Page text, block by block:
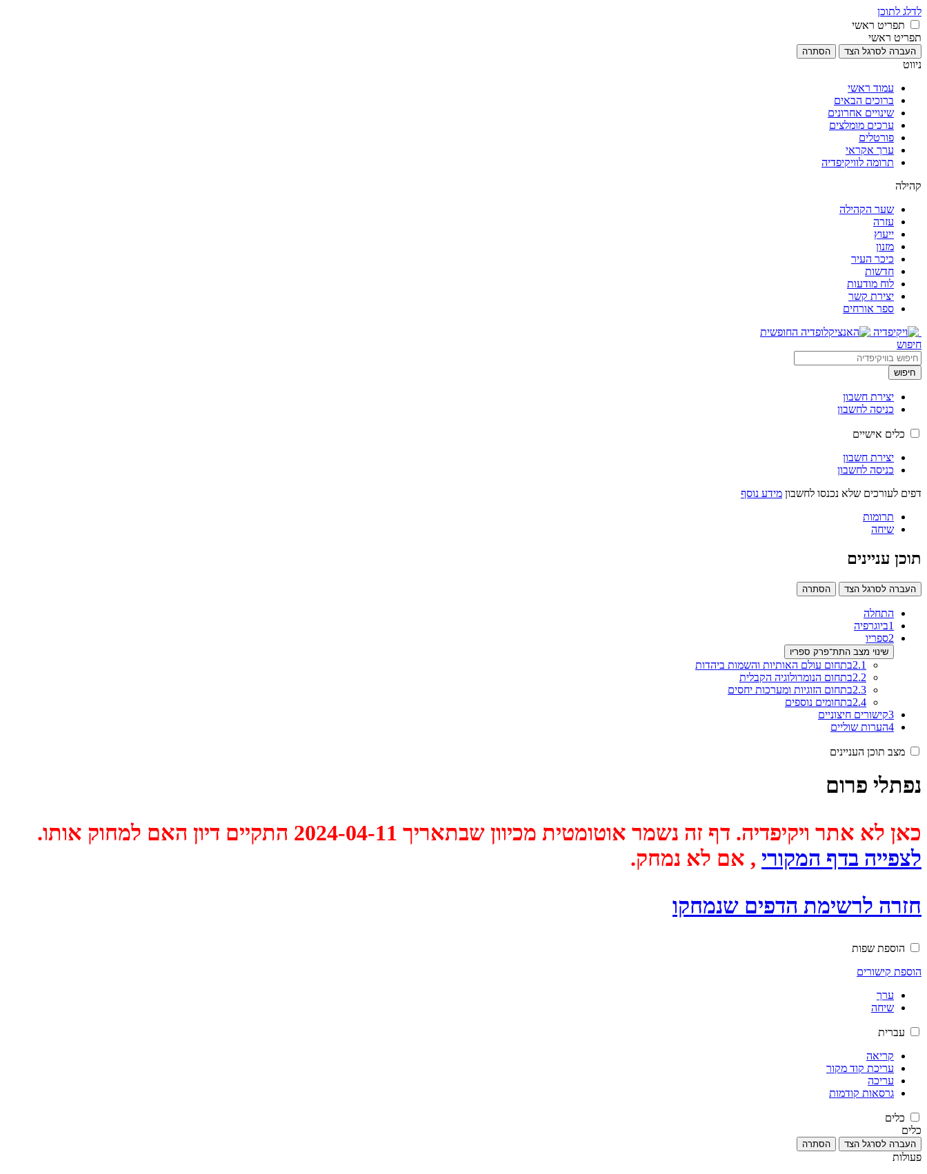
לדלג לתוכן
תפריט ראשי
תפריט ראשי
העברה לסרגל הצד הסתרה
ניווט
עמוד ראשי
ברוכים הבאים
שינויים אחרונים
ערכים מומלצים
פורטלים
ערך אקראי
תרומה לוויקיפדיה
קהילה
שער הקהילה
עזרה
ייעוץ
מזנון
כיכר העיר
חדשות
לוח מודעות
יצירת קשר
ספר אורחים
חיפוש
חיפוש
יצירת חשבון
כניסה לחשבון
כלים אישיים
יצירת חשבון
כניסה לחשבון
דפים לעורכים שלא נכנסו לחשבון מידע נוסף
תרומות
שיחה
תוכן עניינים
העברה לסרגל הצד הסתרה
התחלה
1ביוגרפיה
2ספריו
שינוי מצב התת־פרק ספריו
2.1בתחום עולם האותיות והשמות ביהדות
2.2בתחום הנומרולוגיה הקבלית
2.3בתחום הזוגיות ומערכות יחסים
2.4בתחומים נוספים
3קישורים חיצוניים
4הערות שוליים
מצב תוכן העניינים
נפתלי פרום
כאן לא אתר ויקיפדיה. דף זה נשמר אוטומטית מכיוון שבתאריך 2024-04-11 התקיים דיון האם למחוק אותו.
לצפייה בדף המקורי , אם לא נמחק.
חזרה לרשימת הדפים שנמחקו
הוספת שפות
הוספת קישורים
ערך
שיחה
עברית
קריאה
עריכת קוד מקור
עריכה
גרסאות קודמות
כלים
כלים
העברה לסרגל הצד הסתרה
פעולות